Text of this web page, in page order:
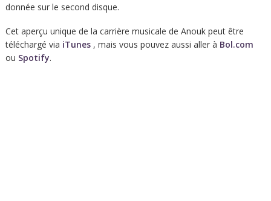
donnée sur le second disque.
Cet aperçu unique de la carrière musicale de Anouk peut être
téléchargé via iTunes , mais vous pouvez aussi aller à Bol.com
ou Spotify.